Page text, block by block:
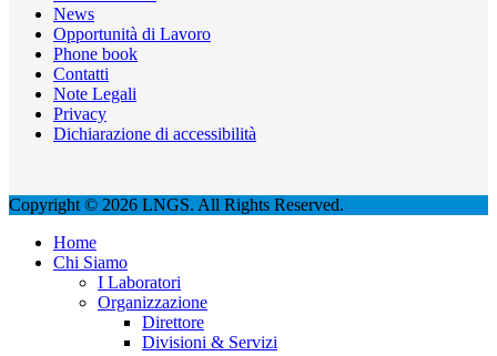
News
Opportunità di Lavoro
Phone book
Contatti
Note Legali
Privacy
Dichiarazione di accessibilità
Copyright © 2026 LNGS. All Rights Reserved.
Home
Chi Siamo
I Laboratori
Organizzazione
Direttore
Divisioni & Servizi